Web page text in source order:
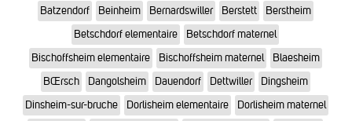
Batzendorf
Beinheim Bernardswiller Berstett
Berstheim
Betschdorf elementaire
Betschdorf maternel
Bischoffsheim elementaire
Bischoffsheim maternel
Blaesheim
BŒrsch
Dangolsheim Dauendorf Dettwiller
Dingsheim
Dinsheim-sur-bruche
Dorlisheim elementaire
Dorlisheim maternel